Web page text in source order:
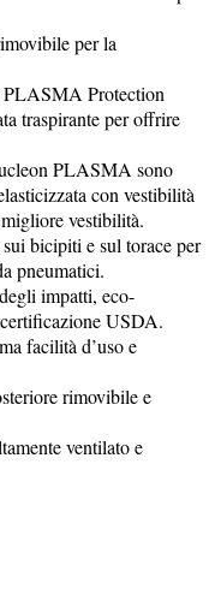
per la
Protection
traspirante per offrire
PLASMA sono
con vestibilità
vestibilità.
bicipiti e sul torace per
pneumatici.
impatti, eco-
USDA.
facilità d’uso e
rimovibile e
ventilato e